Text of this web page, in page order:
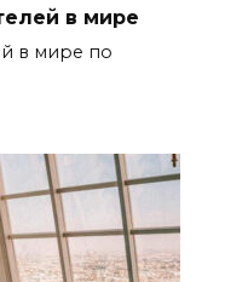
в мире
в мире по